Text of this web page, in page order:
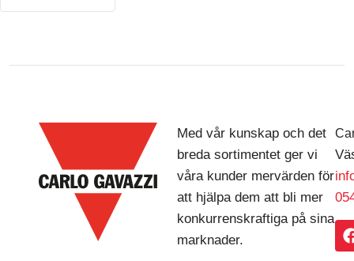
Med vår kunskap och det
breda sortimentet ger vi
våra kunder mervärden för
att hjälpa dem att bli mer
konkurrenskraftiga på sina
marknader.